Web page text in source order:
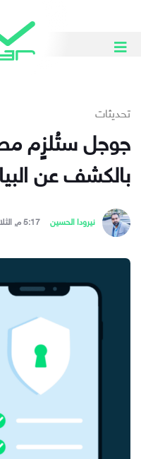
تحديثات
جوجل ستُلزٍم
بالكشف عن
نيرودا الحسين 5:17 م, الثلاثاء, 19 أكتوبر 2021